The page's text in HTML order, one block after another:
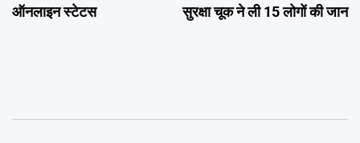
ऑनलाइन स्टेटस
सुरक्षा चूक ने ली 15 लोगों की जान